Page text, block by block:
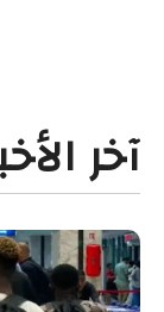
آخر